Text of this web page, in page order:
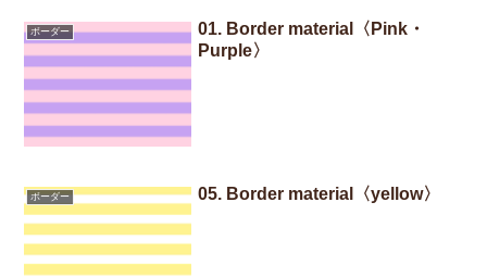
ボーダー
01. Border material〈Pink・
Purple〉
ボーダー 05. Border material〈yellow〉